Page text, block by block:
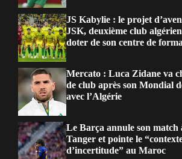
JS Kabylie : le projet
JSK, deuxième club algérien
doter de son centre de
Mercato : Luca Zidane va
de club après son Mondial
avec l’Algérie
Le Barça annule son match
Tanger et pointe le
d’incertitude” au Maroc